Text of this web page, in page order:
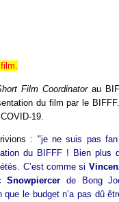
Film Coordinatorau
du film par le
19.
: "je ne suis pas
du BIFFF ! Bien plus
C’est comme si
Snowpiercer de Bong
le budget n’a pas dû